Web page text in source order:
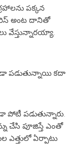
పక్కన
అంట దానితో
వేస్తున్నారయ్యా.
పడుతున్నాయి కదా
పోటీ పడుతున్నారు.
చేసి పూజిస్తే ఎంతో
ఎత్తులో ఏర్పాటు